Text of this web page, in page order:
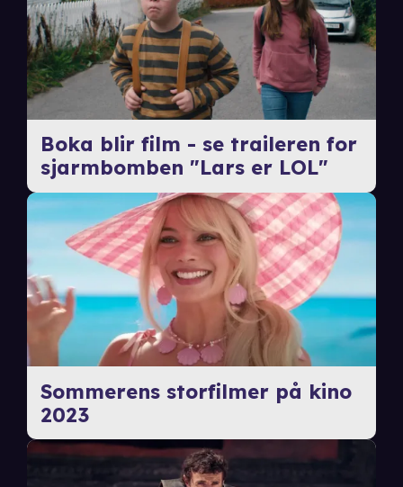
Boka blir film - se traileren for
sjarmbomben "Lars er LOL"
Sommerens storfilmer på kino
2023